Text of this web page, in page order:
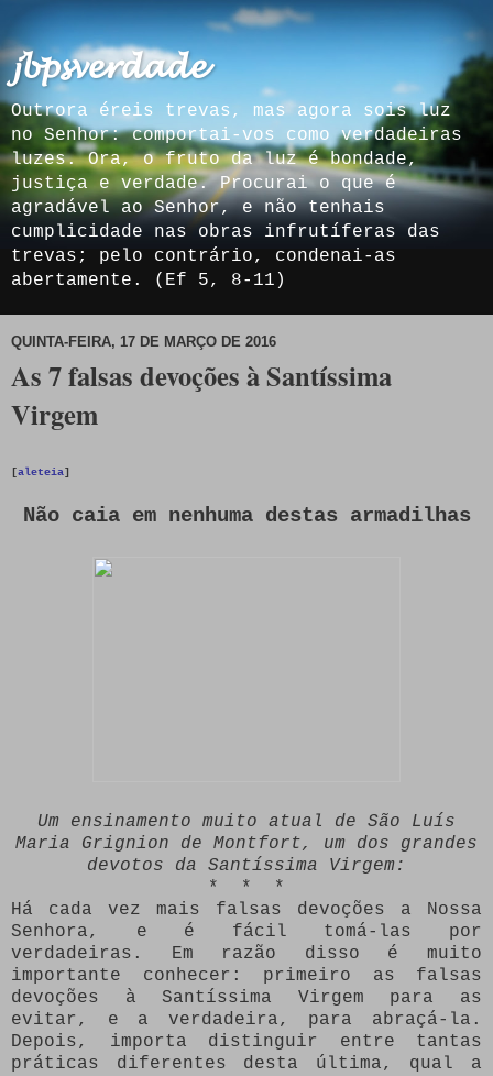
𝓳𝓫𝓹𝓼𝓿𝓮𝓻𝓭𝓪𝓭𝓮
Outrora éreis trevas, mas agora sois luz
no Senhor: comportai-vos como verdadeiras
luzes. Ora, o fruto da luz é bondade,
justiça e verdade. Procurai o que é
agradável ao Senhor, e não tenhais
cumplicidade nas obras infrutíferas das
trevas; pelo contrário, condenai-as
abertamente. (Ef 5, 8-11)
QUINTA-FEIRA, 17 DE MARÇO DE 2016
As 7 falsas devoções à Santíssima
Virgem
[aleteia]
Não caia em nenhuma destas armadilhas
Um ensinamento muito atual de São Luís
Maria Grignion de Montfort, um dos grandes
devotos da Santíssima Virgem:
* * *
Há cada vez mais falsas devoções a Nossa
Senhora, e é fácil tomá-las por
verdadeiras. Em razão disso é muito
importante conhecer: primeiro as falsas
devoções à Santíssima Virgem para as
evitar, e a verdadeira, para abraçá-la.
Depois, importa distinguir entre tantas
práticas diferentes desta última, qual a